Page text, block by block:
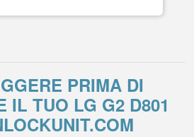
PRIMA DI
IL TUO LG G2 D801